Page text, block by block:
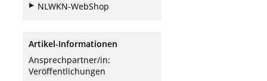
NLWKN-WebShop
Artikel-Informationen
Ansprechpartner/in:
Veröffentlichungen